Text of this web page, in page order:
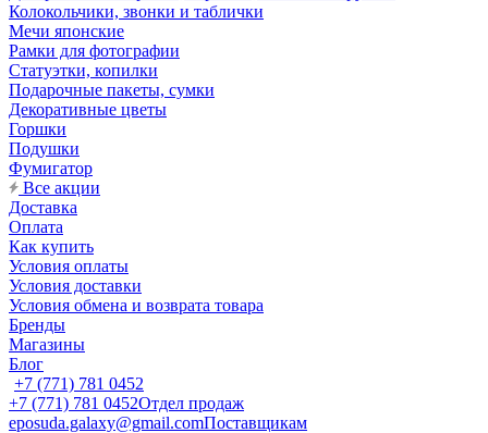
Колокольчики, звонки и таблички
Мечи японские
Рамки для фотографии
Статуэтки, копилки
Подарочные пакеты, сумки
Декоративные цветы
Горшки
Подушки
Фумигатор
Все акции
Доставка
Оплата
Как купить
Условия оплаты
Условия доставки
Условия обмена и возврата товара
Бренды
Магазины
Блог
+7 (771) 781 0452
+7 (771) 781 0452Отдел продаж
eposuda.galaxy@gmail.comПоставщикам